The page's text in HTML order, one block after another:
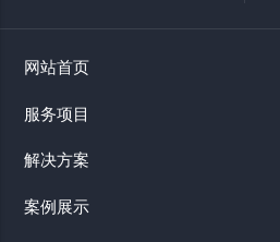
网站首页
服务项目
解决方案
案例展示